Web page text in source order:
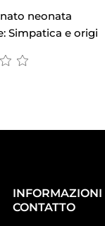
neonata
Simpatica e origi
INFORMAZIONI
CONTATTO